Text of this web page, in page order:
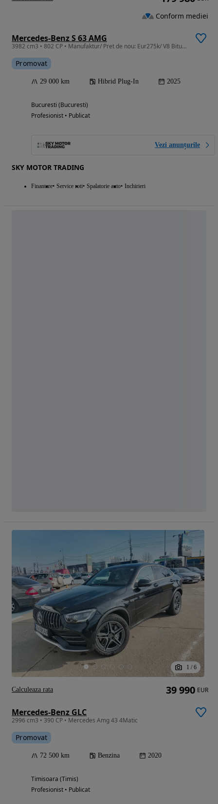
Mercedes-Benz S 63 AMG
3982 cm3 • 802 CP • Manufaktur/ Pret de nou: Eur275k/ V8 Biturbo 802PS 4M Plug In/ TVA DED
Promovat
29 000 km Hibrid Plug-In 2025
Bucuresti (Bucuresti)
Profesionist • Publicat
Vezi anunțurile
SKY MOTOR TRADING
Finantare Service roti Spalatorie auto Inchirieri
Conform mediei
1 / 6
Mercedes-Benz GLC
2996 cm3 • 390 CP • Mercedes Amg 43 4Matic
Promovat
72 500 km Benzina 2020
Timisoara (Timis)
Profesionist • Publicat
39 990 EUR
Calculeaza rata